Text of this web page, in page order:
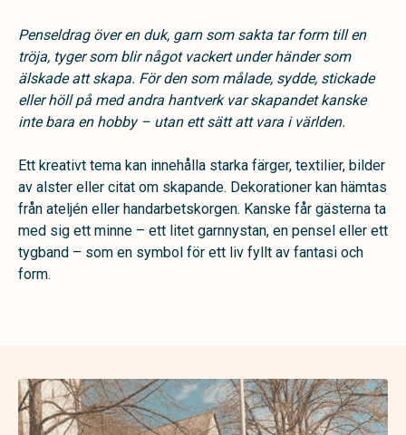
Penseldrag över en duk, garn som sakta tar form till en
tröja, tyger som blir något vackert under händer som
älskade att skapa. För den som målade, sydde, stickade
eller höll på med andra hantverk var skapandet kanske
inte bara en hobby – utan ett sätt att vara i världen.
Ett kreativt tema kan innehålla starka färger, textilier, bilder
av alster eller citat om skapande. Dekorationer kan hämtas
från ateljén eller handarbetskorgen. Kanske får gästerna ta
med sig ett minne – ett litet garnnystan, en pensel eller ett
tygband – som en symbol för ett liv fyllt av fantasi och
form.